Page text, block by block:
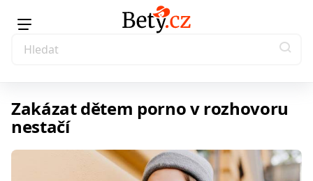
Zakázat dětem porno v rozhovoru
nestačí